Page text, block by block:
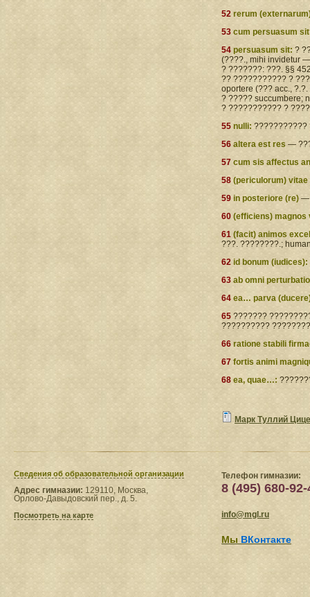
52 rerum
53 cum persuasum
54 persuasum sit: ?
(????., mihi invidetur
? ???????: ???. §§
?? ??????????? ?
oportere (??? acc.,
? ????? succumbere;
? ??????????? ?
55 nulli: ???????????
56 altera est res —
57 cum sis affectus
58 (periculorum)
59 in posteriore (re) —
60 (efficiens) magnos
61 (facit) animos
???. ????????.;
62 id bonum (iudices):
63 ab omni
64 ea… parva
65 ???????
??????????
66 ratione stabili
67 fortis animi
68 ea, quae…:
Марк Туллий
Сведения​ об образовательной организации
Адрес гимназии: 129110, Москва,
Орлово-Давыдовский пер., д. 5.
Посмотреть на карте
Телефон гимназии:
8 (495) 680-92-
info@mgl.ru
Мы ВКонтакте